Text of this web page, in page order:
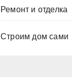
Ремонт и отделка
Строим дом сами